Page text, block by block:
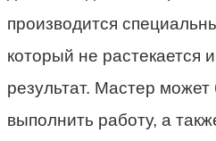
производится
который не растекается
результат. Мастер может
выполнить работу, а